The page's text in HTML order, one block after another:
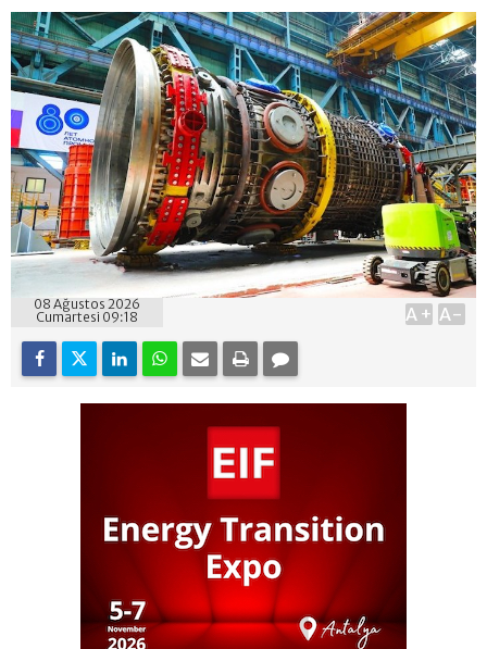
08 Ağustos 2026
Cumartesi 09:18
A+ A-